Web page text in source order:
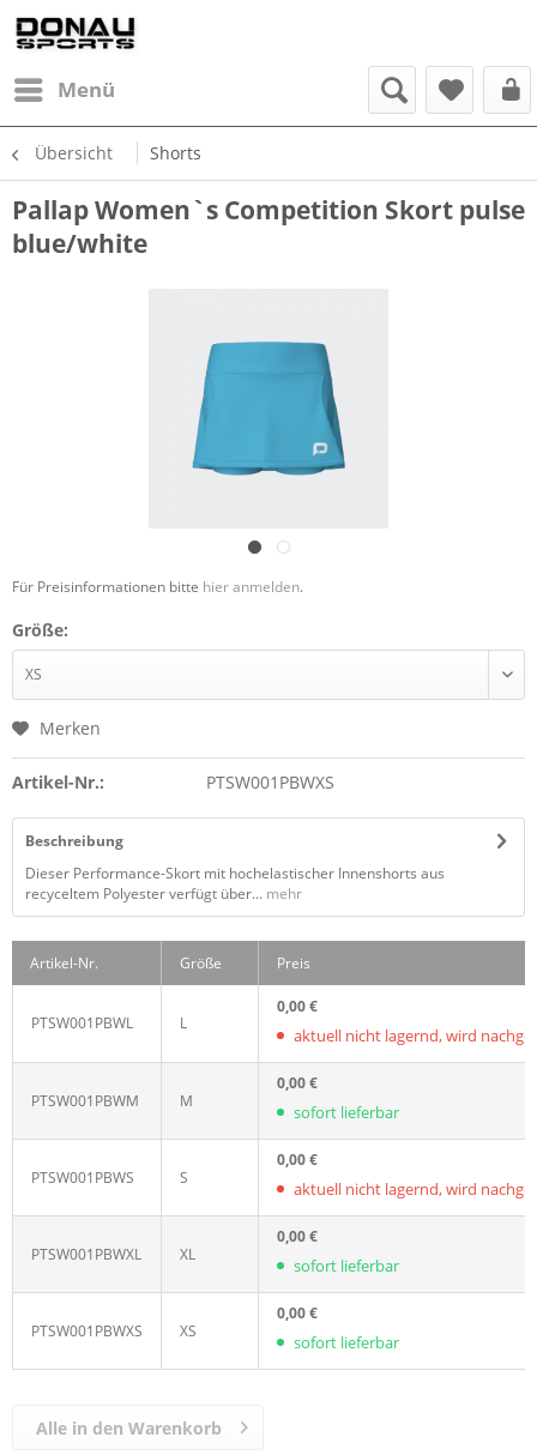
Menü
Übersicht Shorts
Pallap Women`s Competition Skort pulse
blue/white
Für Preisinformationen bitte hier anmelden.
Größe:
Merken
Artikel-Nr.: PTSW001PBWXS
Beschreibung
Dieser Performance-Skort mit hochelastischer Innenshorts aus
recyceltem Polyester verfügt über... mehr
Artikel-Nr. Größe Preis
PTSW001PBWL L
0,00 €
aktuell nicht lagernd, wird
PTSW001PBWM M
0,00 €
sofort lieferbar
PTSW001PBWS S
0,00 €
aktuell nicht lagernd, wird
PTSW001PBWXL XL
0,00 €
sofort lieferbar
PTSW001PBWXS XS
0,00 €
sofort lieferbar
Alle in den Warenkorb